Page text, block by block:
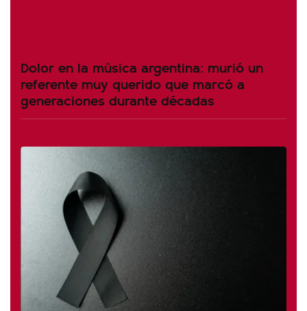
Dolor en la música argentina: murió un
referente muy querido que marcó a
generaciones durante décadas